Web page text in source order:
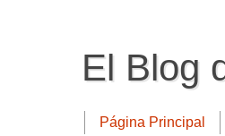
El Blog
Página Principal